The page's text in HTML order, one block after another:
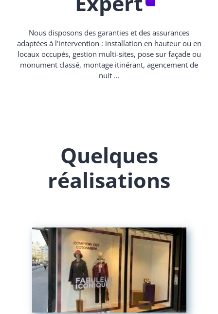
Nous disposons des garanties et des assurances
adaptées à l'intervention : installation en hauteur ou en
locaux occupés, gestion multi-sites, pose sur façade ou
monument classé, montage itinérant, agencement de
nuit ...
Quelques
réalisations